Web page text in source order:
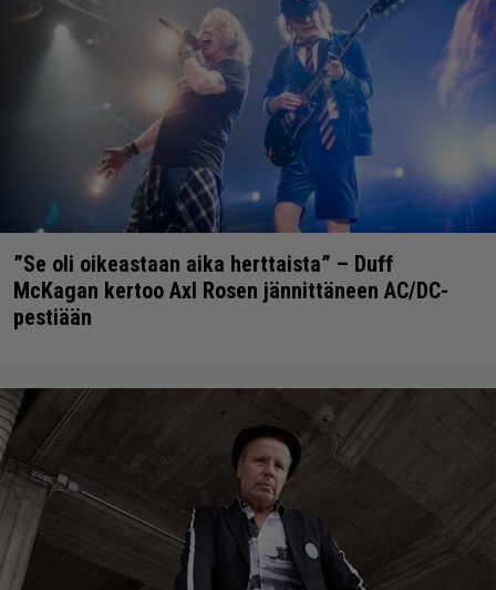
”Se oli oikeastaan aika herttaista” – Duff
McKagan kertoo Axl Rosen jännittäneen AC/DC-
pestiään